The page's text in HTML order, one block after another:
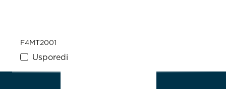
F4MT2001
Usporedi